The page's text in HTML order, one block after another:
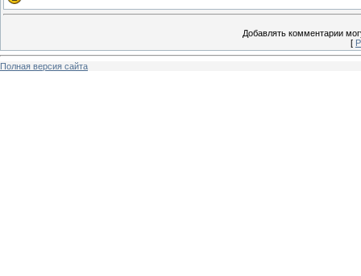
Добавлять комментарии
[
Полная версия сайта